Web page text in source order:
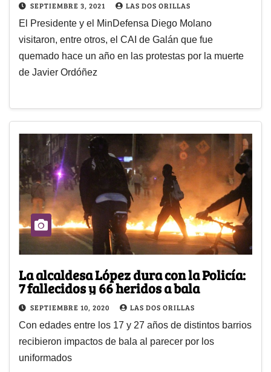
SEPTIEMBRE 3, 2021 LAS DOS ORILLAS
El Presidente y el MinDefensa Diego Molano
visitaron, entre otros, el CAI de Galán que fue
quemado hace un año en las protestas por la muerte
de Javier Ordóñez
La alcaldesa López dura con la Policía:
7 fallecidos y 66 heridos a bala
SEPTIEMBRE 10, 2020 LAS DOS ORILLAS
Con edades entre los 17 y 27 años de distintos barrios
recibieron impactos de bala al parecer por los
uniformados